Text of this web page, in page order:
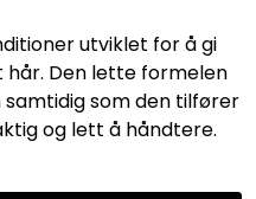
utviklet for å gi
Den lette formelen
som den tilfører
og lett å håndtere.